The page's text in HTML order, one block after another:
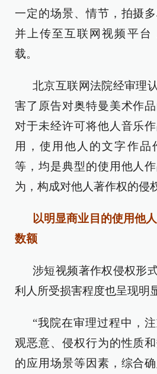
一定的场景、情节，拍摄
并上传至互联网视频平台
载。
北京互联网法院经审理
害了原告对奥特曼美术作
对于未经许可将他人音乐
用，使用他人的文字作品
等，均是典型的使用他人
为，构成对他人著作权的侵
以明显商业目的使用他
数额
涉短视频著作权侵权形
利人所受损害程度也呈现明
“我院在审理过程中，
观恶意、侵权行为的性质
的应用场景等因素，综合